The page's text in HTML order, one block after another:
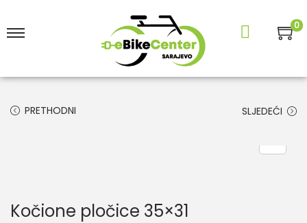
0
PRETHODNI SLJEDEĆI
Kočione pločice 35×31